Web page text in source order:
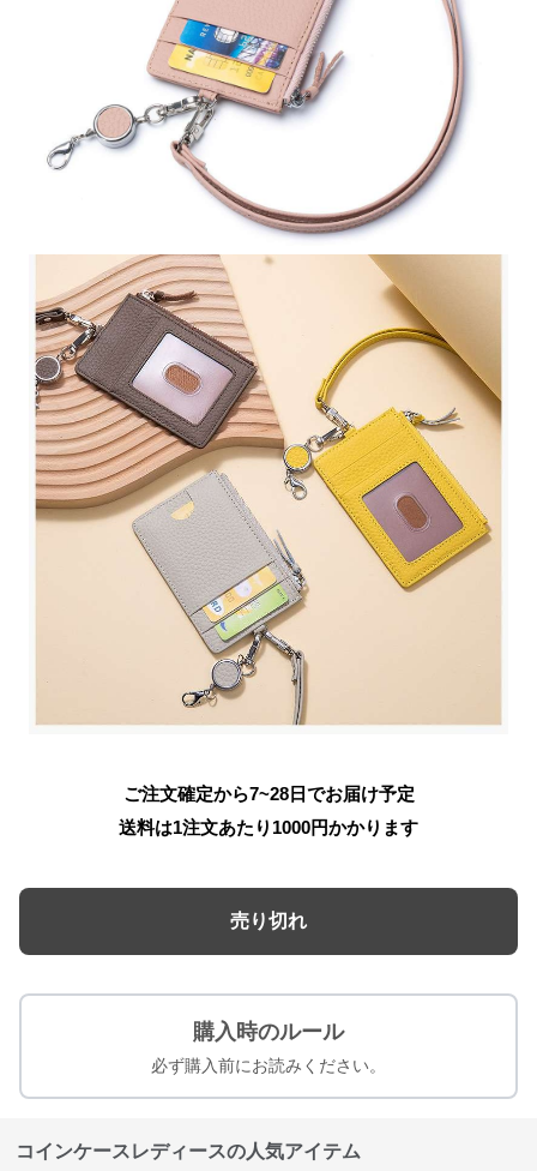
ご注文確定から7~28日でお届け予定
送料は1注文あたり 1000円かかります
売り切れ
購入時のルール
必ず購入前にお読みください。
コインケースレディースの人気アイテム